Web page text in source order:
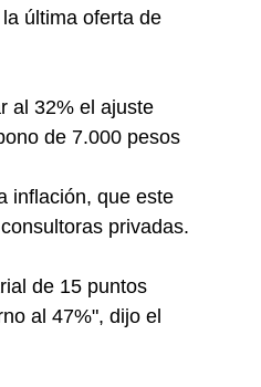
última oferta de
al 32% el ajuste
de 7.000 pesos
inflación, que este
privadas.
de 15 puntos
al 47%", dijo el